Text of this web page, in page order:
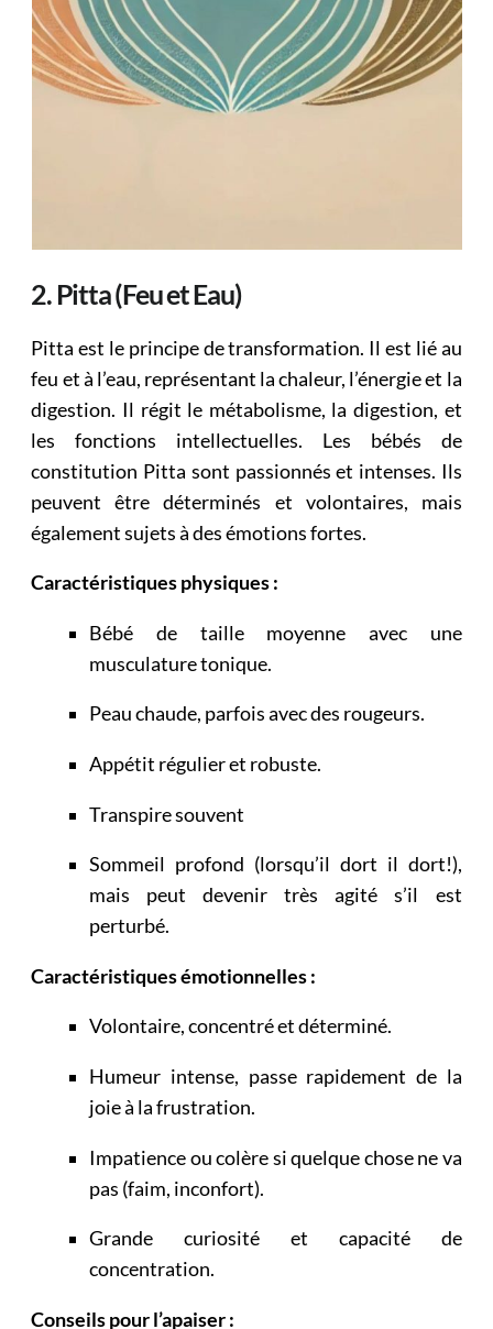
2. Pitta (Feu et Eau)
Pitta est le principe de transformation. Il est lié au
feu et à l’eau, représentant la chaleur, l’énergie et la
digestion. Il régit le métabolisme, la digestion, et
les fonctions intellectuelles. Les bébés de
constitution Pitta sont passionnés et intenses. Ils
peuvent être déterminés et volontaires, mais
également sujets à des émotions fortes.
Caractéristiques physiques :
Bébé de taille moyenne avec une
musculature tonique.
Peau chaude, parfois avec des rougeurs.
Appétit régulier et robuste.
Transpire souvent
Sommeil profond (lorsqu’il dort il dort!),
mais peut devenir très agité s’il est
perturbé.
Caractéristiques émotionnelles :
Volontaire, concentré et déterminé.
Humeur intense, passe rapidement de la
joie à la frustration.
Impatience ou colère si quelque chose ne va
pas (faim, inconfort).
Grande curiosité et capacité de
concentration.
Conseils pour l’apaiser :